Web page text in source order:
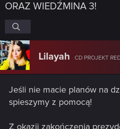
ORAZ WIEDŹMINA 3!
Lilayah CD PROJEKT
Jeśli nie macie planów na
spieszymy z pomocą!
Z okazji zakończenia